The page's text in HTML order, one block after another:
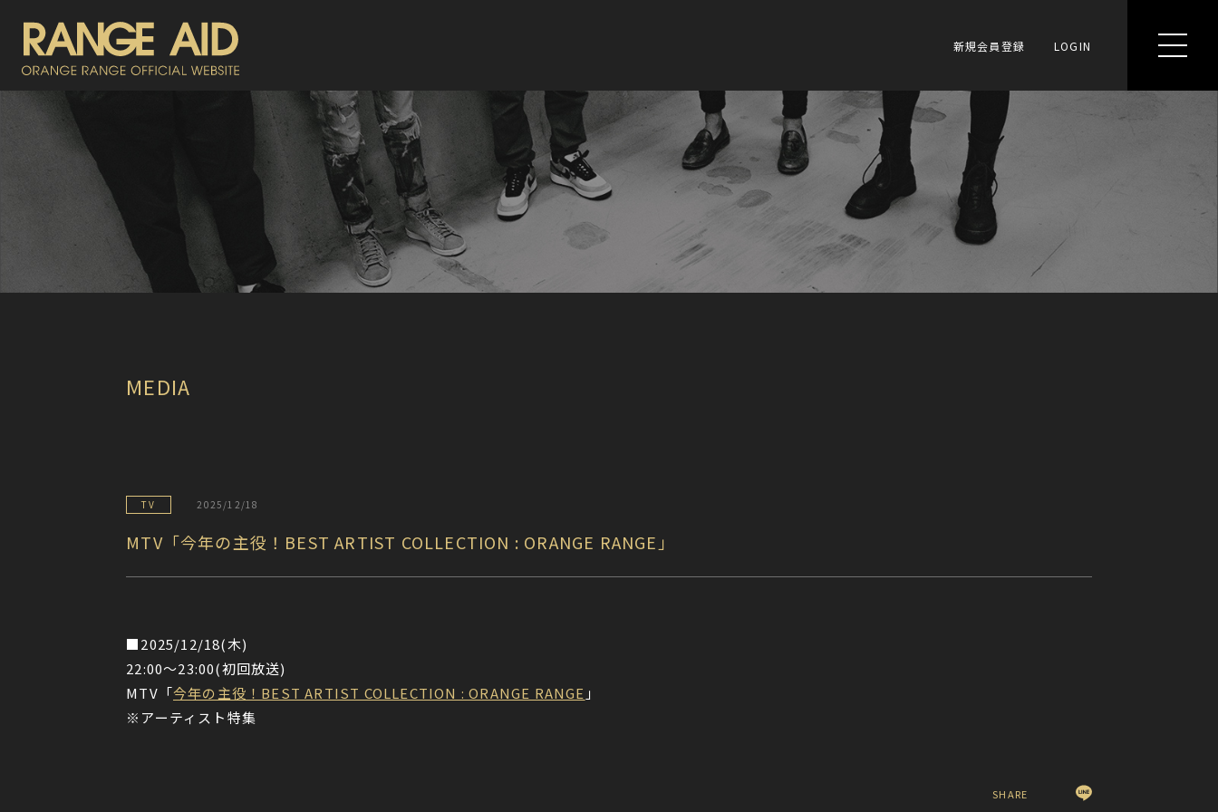
新規会員登録 LOGIN
MEDIA
TV 2025/12/18
MTV「今年の主役！BEST ARTIST COLLECTION : ORANGE RANGE」
■2025/12/18(木)
22:00〜23:00(初回放送)
MTV「今年の主役！BEST ARTIST COLLECTION : ORANGE RANGE 」
※アーティスト特集
SHARE